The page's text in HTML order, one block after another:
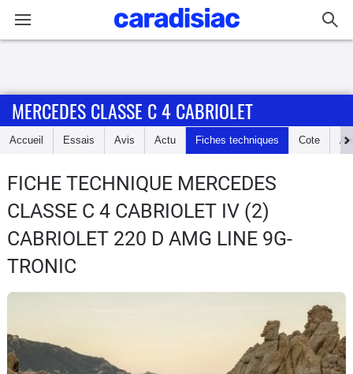
Accueil
Essais
Guide
d'achat
Electriques
Utilitaires
MERCEDES CLASSE C 4 CABRIOLET
Accueil Essais Avis Actu Fiches techniques Cote
FICHE TECHNIQUE MERCEDES
CLASSE C 4 CABRIOLET IV (2)
CABRIOLET 220 D AMG LINE 9G-
TRONIC